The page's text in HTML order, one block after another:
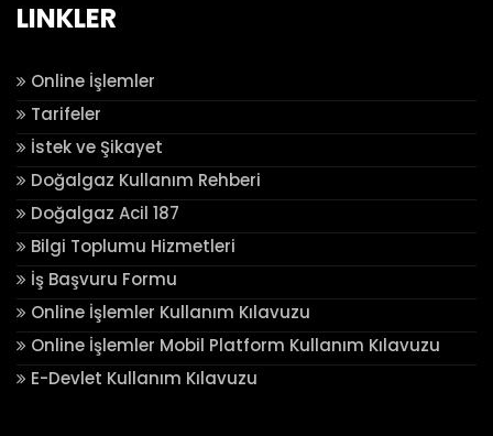
LINKLER
Online İşlemler
Tarifeler
İstek ve Şikayet
Doğalgaz Kullanım Rehberi
Doğalgaz Acil 187
Bilgi Toplumu Hizmetleri
İş Başvuru Formu
Online İşlemler Kullanım Kılavuzu
Online İşlemler Mobil Platform Kullanım Kılavuzu
E-Devlet Kullanım Kılavuzu